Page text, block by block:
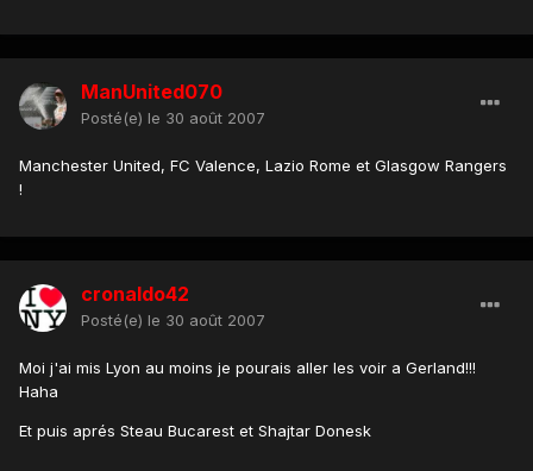
ManUnited070
Posté(e) le 30 août 2007
Manchester United, FC Valence, Lazio Rome et Glasgow Rangers
!
cronaldo42
Posté(e) le 30 août 2007
Moi j'ai mis Lyon au moins je pourais aller les voir a Gerland!!!
Haha
Et puis aprés Steau Bucarest et Shajtar Donesk